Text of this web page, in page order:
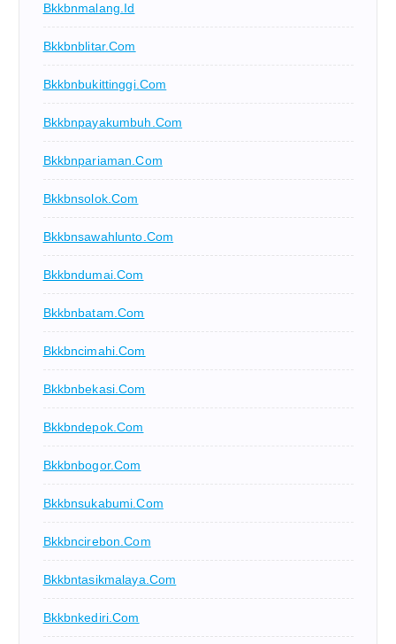
Bkkbnmalang.id
Bkkbnblitar.com
Bkkbnbukittinggi.com
Bkkbnpayakumbuh.com
Bkkbnpariaman.com
Bkkbnsolok.com
Bkkbnsawahlunto.com
Bkkbndumai.com
Bkkbnbatam.com
Bkkbncimahi.com
Bkkbnbekasi.com
Bkkbndepok.com
Bkkbnbogor.com
Bkkbnsukabumi.com
Bkkbncirebon.com
Bkkbntasikmalaya.com
Bkkbnkediri.com